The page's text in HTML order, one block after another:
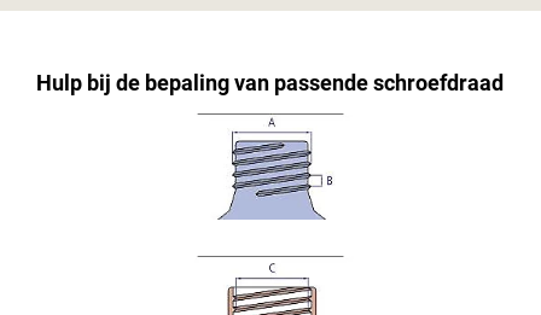
Hulp bij de bepaling van passende schroefdraad